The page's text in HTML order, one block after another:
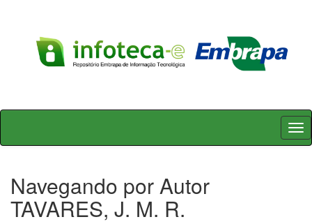
Skip
Navegando por Autor
TAVARES, J. M. R.